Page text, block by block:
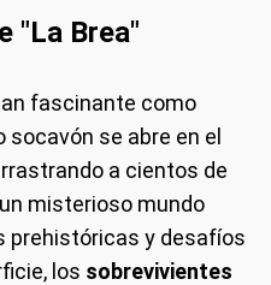
"La Brea"
fascinante como
socavón se abre en el
a cientos de
misterioso mundo
prehistóricas y desafíos
los sobrevivientes